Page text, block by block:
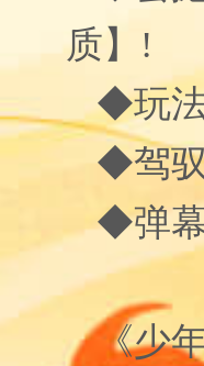
质】!
◆玩
◆驾
◆弹
《少